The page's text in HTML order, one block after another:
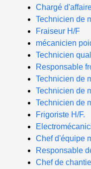
Chargé
Technicien de
Fraiseur H/F
mécanicien
Technicien
Responsable
Technicien de
Technicien de
Technicien de
Frigoriste H/F.
Chef d'équipe
Responsable
Chef de